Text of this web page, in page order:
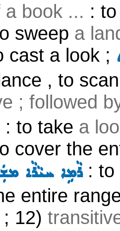
a book ... :
sweep a
cast a look ;
, to
; followed
: to take a
cover the
ܪܵܡܹܐ ܚܝܵܪܵܐ: to
entire
12)